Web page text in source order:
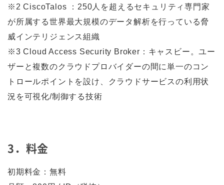
※2 CiscoTalos ：250人を超えるセキュリティ専門家
が所属する世界最大規模のデータ解析を行っている脅
威インテリジェンス組織
※3 Cloud Access Security Broker：キャスビー。ユー
ザーと複数のクラウドプロバイダーの間に単一のコン
トロールポイントを設け、クラウドサービスの利用状
況を可視化/制御する技術
3．料金
初期料金：無料